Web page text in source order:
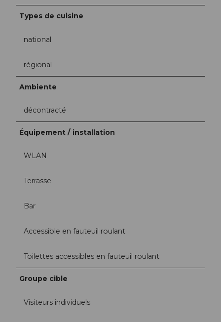
Types de cuisine
national
régional
Ambiente
décontracté
Équipement / installation
WLAN
Terrasse
Bar
Accessible en fauteuil roulant
Toilettes accessibles en fauteuil roulant
Groupe cible
Visiteurs individuels